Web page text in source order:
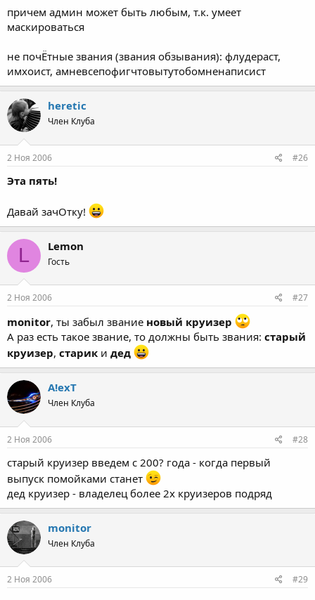
причем админ может быть любым, т.к. умеет
маскироваться
не почЁтные звания (звания обзывания): флудераст,
имхоист, амневсепофигчтовытутобомненаписист
heretic
Член Клуба
2 Ноя 2006 #26
Эта пять!
Давай зачОтку!
L Lemon
Гость
2 Ноя 2006 #27
monitor, ты забыл звание новый круизер
А раз есть такое звание, то должны быть звания: старый
круизер, старик и дед
A!exT
Член Клуба
2 Ноя 2006 #28
старый круизер введем с 200? года - когда первый
выпуск помойками станет
дед круизер - владелец более 2х круизеров подряд
monitor
Член Клуба
2 Ноя 2006 #29